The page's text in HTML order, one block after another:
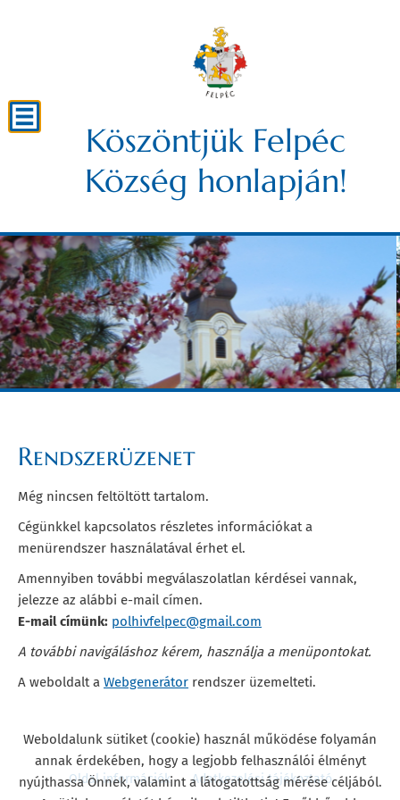
Köszöntjük Felpéc
Község honlapján!
Rendszerüzenet
Még nincsen feltöltött tartalom.
Cégünkkel kapcsolatos részletes információkat a
menürendszer használatával érhet el.
Amennyiben további megválaszolatlan kérdései vannak,
jelezze az alábbi e-mail címen.
E-mail címünk: polhivfelpec@gmail.com
A további navigáláshoz kérem, használja a menüpontokat.
A weboldalt a Webgenerátor rendszer üzemelteti.
Oldal információk Adatkezelési tájékoztató
Weboldalunk sütiket (cookie) használ működése folyamán
annak érdekében, hogy a legjobb felhasználói élményt
nyújthassa Önnek, valamint a látogatottság mérése céljából.